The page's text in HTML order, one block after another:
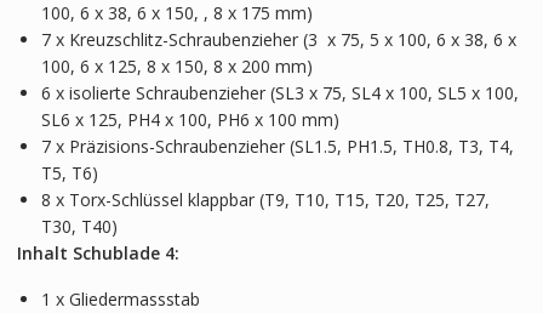
100, 6 x 38, 6 x 150, , 8 x 175 mm)
7 x Kreuzschlitz-Schraubenzieher (3 x 75, 5 x 100, 6 x 38, 6 x
100, 6 x 125, 8 x 150, 8 x 200 mm)
6 x isolierte Schraubenzieher (SL3 x 75, SL4 x 100, SL5 x 100,
SL6 x 125, PH4 x 100, PH6 x 100 mm)
7 x Präzisions-Schraubenzieher (SL1.5, PH1.5, TH0.8, T3, T4,
T5, T6)
8 x Torx-Schlüssel klappbar (T9, T10, T15, T20, T25, T27,
T30, T40)
Inhalt Schublade 4:
1 x Gliedermassstab